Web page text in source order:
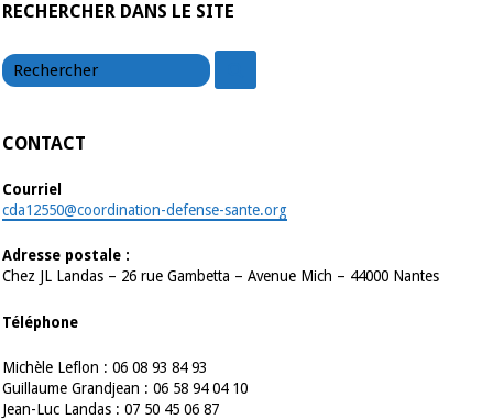
RECHERCHER DANS LE SITE
CONTACT
Courriel
cda12550@coordination-defense-sante.org
Adresse postale :
Chez JL Landas – 26 rue Gambetta – Avenue Mich – 44000 Nantes
Téléphone
Michèle Leflon : 06 08 93 84 93
Guillaume Grandjean : 06 58 94 04 10
Jean-Luc Landas : 07 50 45 06 87